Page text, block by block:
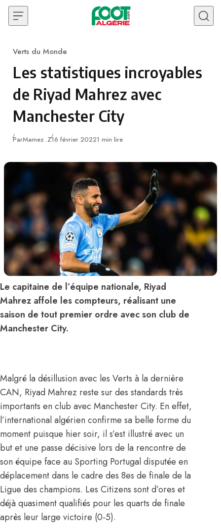
Skip to content
Category
Verts du Monde
Les statistiques incroyables
de Riyad Mahrez avec
Manchester City
ParMamez .ZPublié
16 février 20221 min lire
Le capitaine de l’équipe nationale, Riyad
Mahrez affole les compteurs, réalisant une
saison de tout premier ordre avec son club de
Manchester City.
Malgré la désillusion avec les Verts à la dernière
CAN, Riyad Mahrez reste sur des standards très
importants en club avec Manchester City. En effet,
l’international algérien confirme sa belle forme du
moment puisque hier soir, il s’est illustré avec un
but et une passe décisive lors de la rencontre de
son équipe face au Sporting Portugal disputée en
déplacement dans le cadre des 8es de finale de la
Ligue des champions. Les Citizens sont d’ores et
déjà quasiment qualifiés pour les quarts de finale
après leur large victoire (0-5).